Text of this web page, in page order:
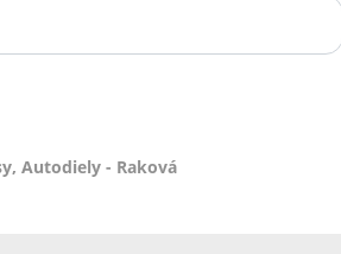
Autodiely - Raková